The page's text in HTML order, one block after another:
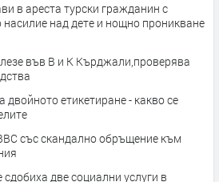
в ареста турски гражданин с
насилие над дете и нощно проникване
двойното етикетиране - какво се
със скандално обръщение към
две социални услуги в